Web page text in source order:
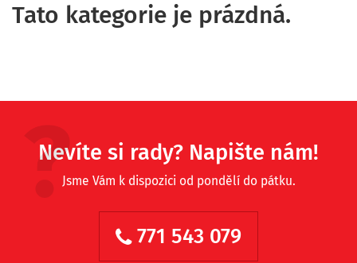
Tato kategorie je prázdná.
Nevíte si rady? Napište nám!
Jsme Vám k dispozici od pondělí do pátku.
771 543 079